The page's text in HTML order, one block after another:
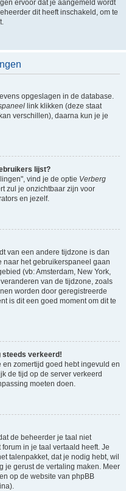
ervoor dat je aangemeld wordt
dit heeft inschakeld, om te
opgeslagen in de database.
link klikken (deze staat
verschillen), daarna kun je je
lijst?
vind je de optie Verberg
zul je onzichtbaar zijn voor
en jezelf.
van een andere tijdzone is dan
naar het gebruikerspaneel gaan
(vb: Amsterdam, New York,
van de tijdzone, zoals
worden door geregistreerde
is dit een goed moment om dit te
steeds verkeerd!
zomertijd goed hebt ingevuld en
de tijd op de server verkeerd
moeten doen.
de beheerder je taal niet
in je taal vertaald heeft. Je
talenpakket, dat je nodig hebt, wil
je gerust de vertaling maken. Meer
op de website van phpBB